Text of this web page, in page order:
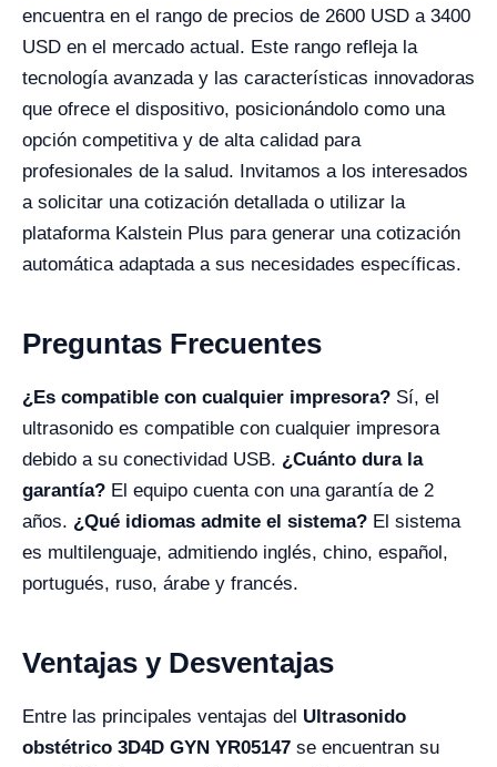
encuentra en el rango de precios de 2600 USD a 3400
USD en el mercado actual. Este rango refleja la
tecnología avanzada y las características innovadoras
que ofrece el dispositivo, posicionándolo como una
opción competitiva y de alta calidad para
profesionales de la salud. Invitamos a los interesados
a solicitar una cotización detallada o utilizar la
plataforma Kalstein Plus para generar una cotización
automática adaptada a sus necesidades específicas.
Preguntas Frecuentes
¿Es compatible con cualquier impresora? Sí, el
ultrasonido es compatible con cualquier impresora
debido a su conectividad USB. ¿Cuánto dura la
garantía? El equipo cuenta con una garantía de 2
años. ¿Qué idiomas admite el sistema? El sistema
es multilenguaje, admitiendo inglés, chino, español,
portugués, ruso, árabe y francés.
Ventajas y Desventajas
Entre las principales ventajas del Ultrasonido
obstétrico 3D4D GYN YR05147 se encuentran su